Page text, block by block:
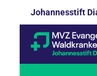
Johannesstift